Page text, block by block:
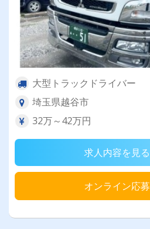
大型トラックドライバー
埼玉県越谷市
32万～42万円
求人内容を見る
オンライン応募